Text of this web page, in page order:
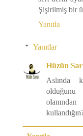
Şişirilmiş bir
Yanıtla
Yanıtlar
Hüzün
Aslında